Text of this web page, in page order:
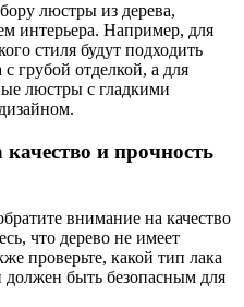
люстры из дерева,
интерьера. Например, для
стиля будут подходить
грубой отделкой, а для
люстры с гладкими
и прочность
внимание на качество
что дерево не имеет
проверьте, какой тип лака
должен быть безопасным для